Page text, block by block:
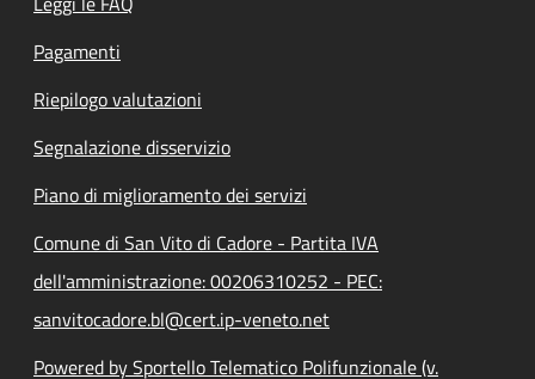
Pagamenti
Riepilogo valutazioni
Segnalazione disservizio
Piano di miglioramento dei servizi
Comune di San Vito di Cadore - Partita IVA
dell'amministrazione: 00206310252 - PEC:
sanvitocadore.bl@cert.ip-veneto.net
Powered by Sportello Telematico Polifunzionale (v.